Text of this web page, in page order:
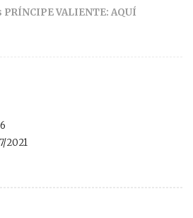
VALIENTE: AQUÍ
2021